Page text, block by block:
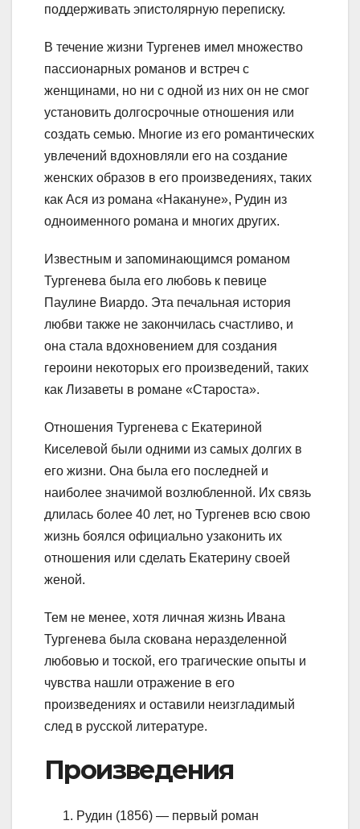
поддерживать эпистолярную переписку.
В течение жизни Тургенев имел множество
пассионарных романов и встреч с
женщинами, но ни с одной из них он не смог
установить долгосрочные отношения или
создать семью. Многие из его романтических
увлечений вдохновляли его на создание
женских образов в его произведениях, таких
как Ася из романа «Накануне», Рудин из
одноименного романа и многих других.
Известным и запоминающимся романом
Тургенева была его любовь к певице
Паулине Виардо. Эта печальная история
любви также не закончилась счастливо, и
она стала вдохновением для создания
героини некоторых его произведений, таких
как Лизаветы в романе «Староста».
Отношения Тургенева с Екатериной
Киселевой были одними из самых долгих в
его жизни. Она была его последней и
наиболее значимой возлюбленной. Их связь
длилась более 40 лет, но Тургенев всю свою
жизнь боялся официально узаконить их
отношения или сделать Екатерину своей
женой.
Тем не менее, хотя личная жизнь Ивана
Тургенева была скована неразделенной
любовью и тоской, его трагические опыты и
чувства нашли отражение в его
произведениях и оставили неизгладимый
след в русской литературе.
Произведения
Рудин (1856) — первый роман